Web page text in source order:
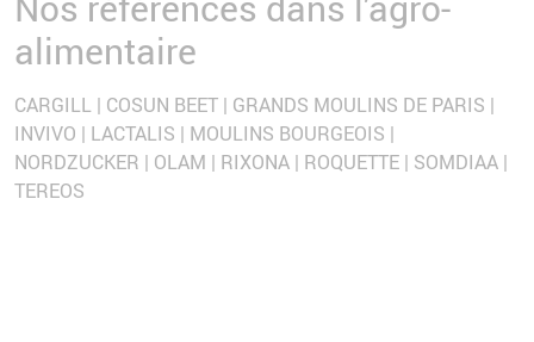
alimentaire
CARGILL | COSUN BEET | GRANDS MOULINS DE PARIS |
INVIVO | LACTALIS | MOULINS BOURGEOIS |
NORDZUCKER | OLAM | RIXONA | ROQUETTE | SOMDIAA |
TEREOS